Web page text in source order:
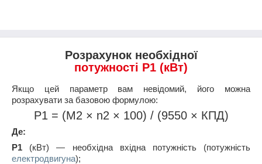
Розрахунок необхідної
потужності Р1 (кВт)
Якщо цей параметр вам невідомий, його можна
розрахувати за базовою формулою:
Р1 = (М2 × n2 × 100) / (9550 × КПД)
Де:
Р1 (кВт) — необхідна вхідна потужність (потужність
електродвигуна);